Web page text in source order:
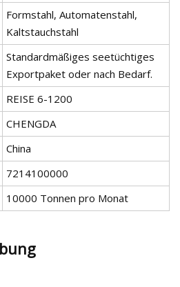
Formstahl, Automatenstahl,
Kaltstauchstahl
Standardmäßiges seetüchtiges
Exportpaket oder nach Bedarf.
REISE 6-1200
CHENGDA
China
7214100000
10000 Tonnen pro Monat